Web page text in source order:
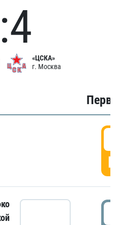
«ЦСКА»
г. Москва